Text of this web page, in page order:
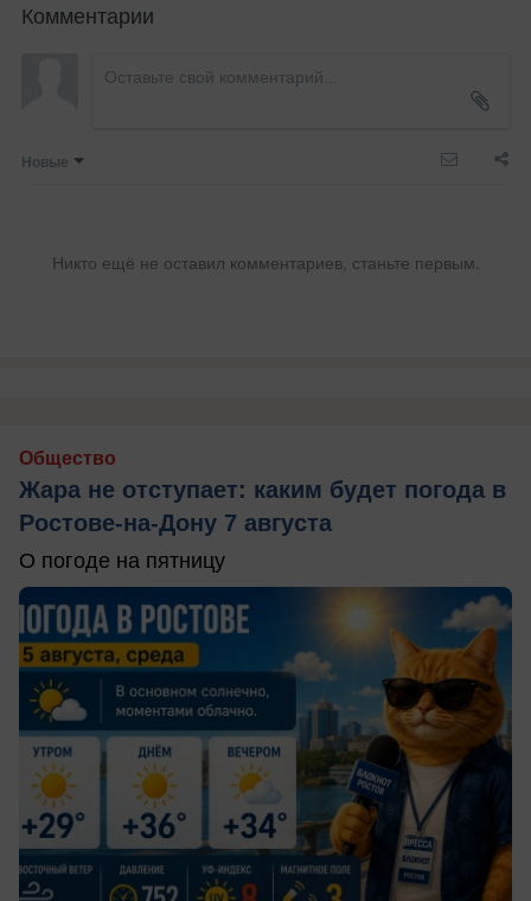
Комментарии
Новые
Никто ещё не оставил комментариев, станьте первым.
Общество
Жара не отступает: каким будет погода в
Ростове-на-Дону 7 августа
О погоде на пятницу